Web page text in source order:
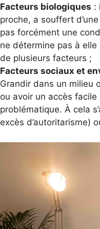
Facteurs biologiques :
proche, a souffert
pas forcément une
ne détermine pas à elle
de plusieurs facteurs ;
Facteurs sociaux et
Grandir dans un milieu
ou avoir un accès
problématique. À cela
excès d’autoritarisme)